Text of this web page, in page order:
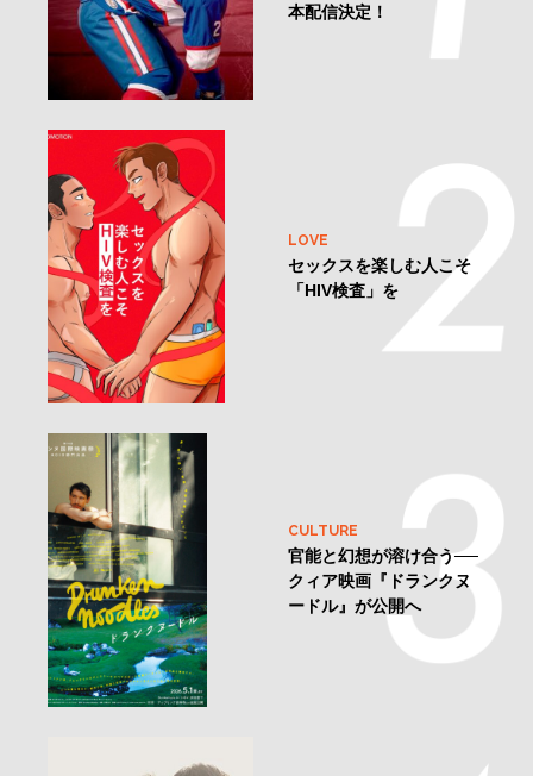
本配信決定！
LOVE
セックスを楽しむ人こそ
「HIV検査」を
CULTURE
官能と幻想が溶け合う──
クィア映画『ドランクヌ
ードル』が公開へ